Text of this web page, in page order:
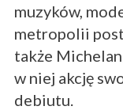
muzyków,
metropolii
także
w niej akcję
debiutu.